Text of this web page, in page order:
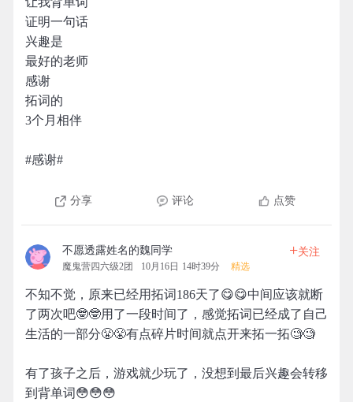
证明一句话
兴趣是
最好的老师
感谢
拓词的
3个月相伴
#感谢#
分享 评论 点赞
不愿透露姓名的魏同学
魔鬼营四六级2团 10月16日 14时39分 精选
+关注
不知不觉，原来已经用拓词186天了😋😋中间应该就断
了两次吧🤓🤓用了一段时间了，感觉拓词已经成了自己
生活的一部分😤😤有点碎片时间就点开来拓一拓🧐🧐
有了孩子之后，游戏就少玩了，没想到最后兴趣会转移
到背单词😳😳😳